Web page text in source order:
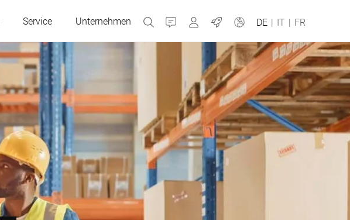
Service Unternehmen Kontakt MyBizerba
Jobs DE | IT | FR
Belgien Tschechien
Deutschland Griechenland
Italien Niederlande
Portugal Russland